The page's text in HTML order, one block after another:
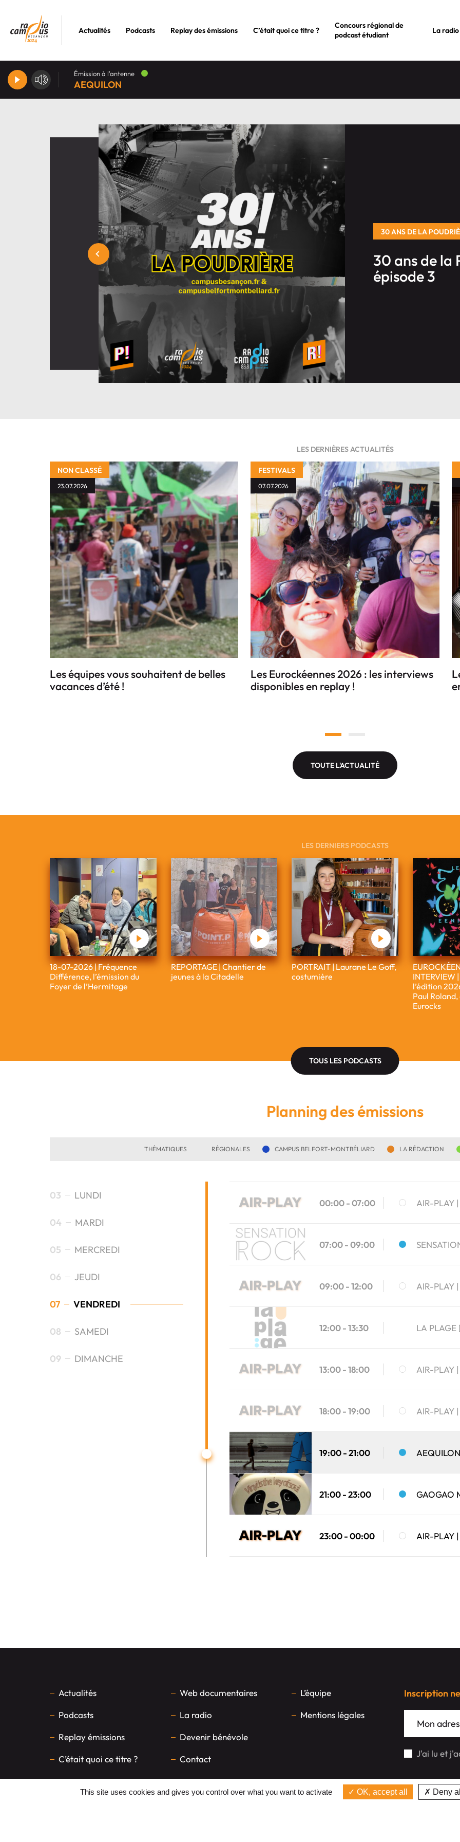
Actualités Podcasts Replay des émissions C’était quoi ce titre ?
Concours régional de
podcast étudiant
La radio
Émission à l'antenne
AEQUILON
'
30 ANS DE LA
30 ans de la
épisode 3
LES DERNIÈRES ACTUALITÉS
NON CLASSÉ
23.07.2026
Les équipes vous souhaitent de belles
vacances d’été !
FESTIVALS
07.07.2026
Les Eurockéennes 2026 : les interviews
disponibles en replay !
TOUTE L'ACTUALITÉ
LES DERNIERS PODCASTS
18-07-2026 | Fréquence
Différence, l’émission du
Foyer de l’Hermitage
REPORTAGE | Chantier de
jeunes à la Citadelle
PORTRAIT | Laurane Le Goff,
costumière
INTERVIEW
l’édition
Paul
Eurocks
TOUS LES PODCASTS
Planning des émissions
THÉMATIQUES RÉGIONALES CAMPUS BELFORT-MONTBÉLIARD LA RÉDACTION
03 LUNDI
04 MARDI
05 MERCREDI
06 JEUDI
07 VENDREDI
08 SAMEDI
09 DIMANCHE
00:00 - 07:00 AIR-PLAY
07:00 - 09:00
09:00 - 12:00 AIR-PLAY
12:00 - 13:30 LA
13:00 - 18:00 AIR-PLAY
18:00 - 19:00 AIR-PLAY
19:00 - 21:00 AEQUILON
21:00 - 23:00 GAOGAO
23:00 - 00:00 AIR-PLAY
Actualités
Podcasts
Replay émissions
C’était quoi ce titre ?
Web documentaires
La radio
Devenir bénévole
Contact
L’équipe
Mentions légales
Inscription
J'ai lu et
This site uses cookies and gives you control over what you want to activate OK, accept all Deny